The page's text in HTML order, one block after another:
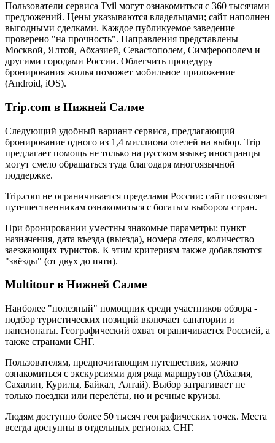
Пользователи сервиса Tvil могут ознакомиться с 360 тысячами
предложений. Цены указываются владельцами; сайт наполнен
выгодными сделками. Каждое публикуемое заведение
проверено "на прочность". Направления представлены
Москвой, Ялтой, Абхазией, Севастополем, Симферополем и
другими городами России. Облегчить процедуру
бронирования жилья поможет мобильное приложение
(Android, iOS).
Trip.com в Нижней Салме
Следующий удобный вариант сервиса, предлагающий
бронирование одного из 1,4 миллиона отелей на выбор. Trip
предлагает помощь не только на русском языке; иностранцы
могут смело обращаться туда благодаря многоязычной
поддержке.
Trip.com не ограничивается пределами России: сайт позволяет
путешественникам ознакомиться с богатым выбором стран.
При бронировании уместны знакомые параметры: пункт
назначения, дата въезда (выезда), номера отеля, количество
заезжающих туристов. К этим критериям также добавляются
"звёзды" (от двух до пяти).
Multitour в Нижней Салме
Наиболее "полезный" помощник среди участников обзора -
подбор туристических позиций включает санатории и
пансионаты. Географический охват ограничивается Россией, а
также странами СНГ.
Пользователям, предпочитающим путешествия, можно
ознакомиться с экскурсиями для ряда маршрутов (Абхазия,
Сахалин, Курилы, Байкал, Алтай). Выбор затрагивает не
только поездки или перелёты, но и речные круизы.
Людям доступно более 50 тысяч географических точек. Места
всегда доступны в отдельных регионах СНГ.